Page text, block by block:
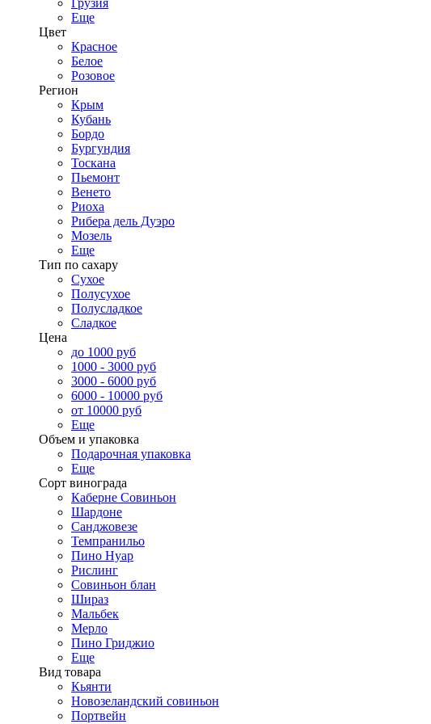
Грузия
Еще
Цвет
Красное
Белое
Розовое
Регион
Крым
Кубань
Бордо
Бургундия
Тоскана
Пьемонт
Венето
Риоха
Рибера дель Дуэро
Мозель
Еще
Тип по сахару
Сухое
Полусухое
Полусладкое
Сладкое
Цена
до 1000 руб
1000 - 3000 руб
3000 - 6000 руб
6000 - 10000 руб
от 10000 руб
Еще
Объем и упаковка
Подарочная упаковка
Еще
Сорт винограда
Каберне Совиньон
Шардоне
Санджовезе
Темпранильо
Пино Нуар
Рислинг
Совиньон блан
Шираз
Мальбек
Мерло
Пино Гриджио
Еще
Вид товара
Кьянти
Новозеландский совиньон
Портвейн